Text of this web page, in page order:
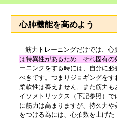
心肺機能を高めよう
筋力トレーニングだけでは、心
は特異性があるため、それ固有の
ーニングをする時には、自分に
べきです。つまりジョギングを
柔軟性は養えません。また筋力
イソメトリックス（下記参照）
に筋力は高まりますが、持久力や
をつける為には、心拍数を上げた